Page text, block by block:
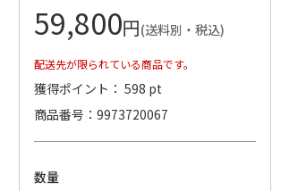
59,800円(送料別・税込)
配送先が限られている商品です。
獲得ポイント： 598 pt
商品番号
9973720067
数量